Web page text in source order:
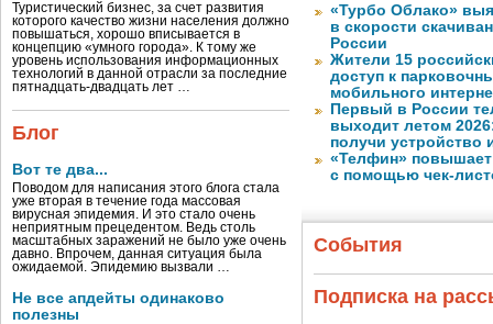
Туристический бизнес, за счет развития
которого качество жизни населения должно
повышаться, хорошо вписывается в
концепцию «умного города». К тому же
уровень использования информационных
технологий в данной отрасли за последние
пятнадцать-двадцать лет …
Блог
Вот те два...
Поводом для написания этого блога стала
уже вторая в течение года массовая
вирусная эпидемия. И это стало очень
неприятным прецедентом. Ведь столь
масштабных заражений не было уже очень
давно. Впрочем, данная ситуация была
ожидаемой. Эпидемию вызвали …
Не все апдейты одинаково
полезны
«Турбо Облако»
в скорости
России
Жители 15
доступ к
мобильного
Первый в России
выходит летом
получи устройство
«Телфин» повышает
с помощью чек-
События
Подписка на